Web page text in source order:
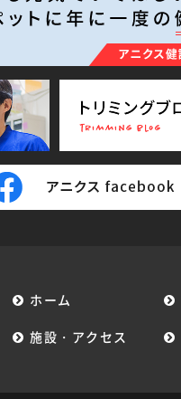
ホーム
施設・アクセス